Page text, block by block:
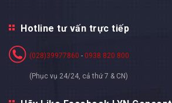
Hotline tư vấn trực tiếp
(028)39977860 - 0938 820 800
(Phục vụ 24/24, cả thứ 7 & CN)